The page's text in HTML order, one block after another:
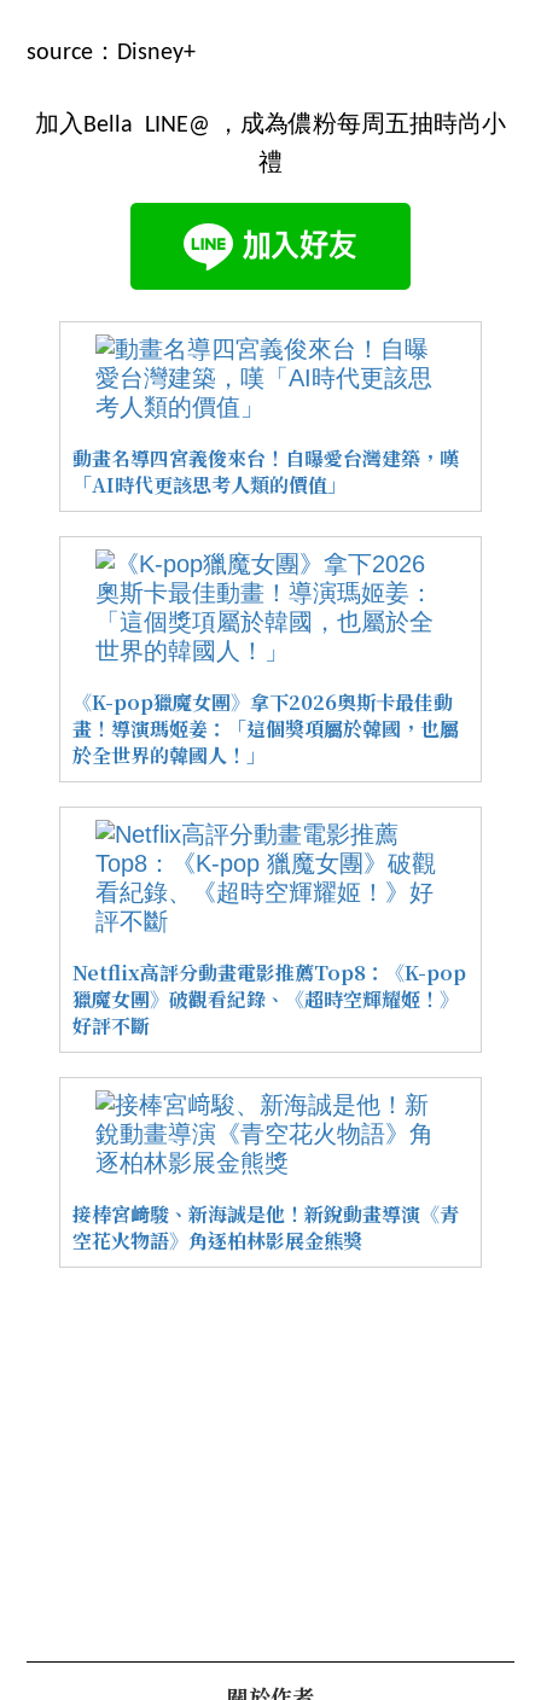
source：Disney+
加入Bella LINE@ ，成為儂粉每周五抽時尚小
禮
動畫名導四宮義俊來台！自曝愛台灣建築，嘆
「AI時代更該思考人類的價值」
《K-pop獵魔女團》拿下2026奧斯卡最佳動
畫！導演瑪姬姜：「這個獎項屬於韓國，也屬
於全世界的韓國人！」
Netflix高評分動畫電影推薦Top8：《K-pop
獵魔女團》破觀看紀錄、《超時空輝耀姬！》
好評不斷
接棒宮﨑駿、新海誠是他！新銳動畫導演《青
空花火物語》角逐柏林影展金熊獎